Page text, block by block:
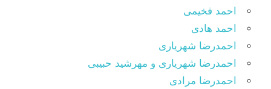
احمد فخیمی
احمد هادی
احمدرضا شهریاری
احمدرضا شهریاری و مهرشید حبیبی
احمدرضا مرادی